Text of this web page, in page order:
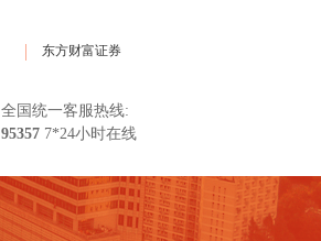
东方财富证券
全国统一客服热线:
95357 7*24小时在线